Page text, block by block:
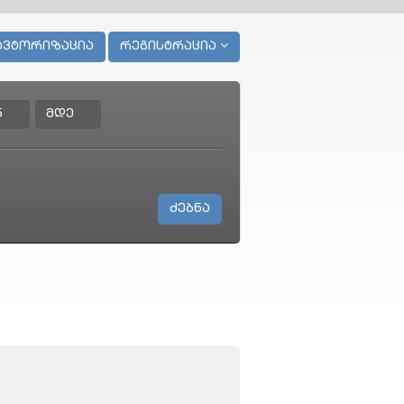
რეგისტრაცია